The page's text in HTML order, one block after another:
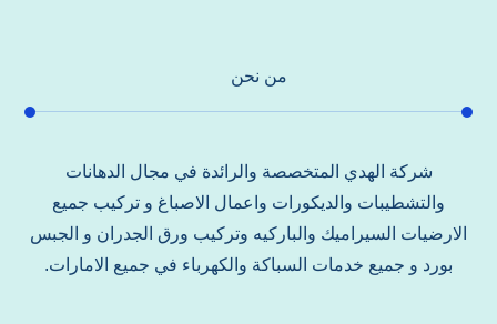
من نحن
شركة الهدي المتخصصة والرائدة في مجال الدهانات
والتشطيبات والديكورات واعمال الاصباغ و تركيب جميع
الارضيات السيراميك والباركيه وتركيب ورق الجدران و الجبس
بورد و جميع خدمات السباكة والكهرباء في جميع الامارات.